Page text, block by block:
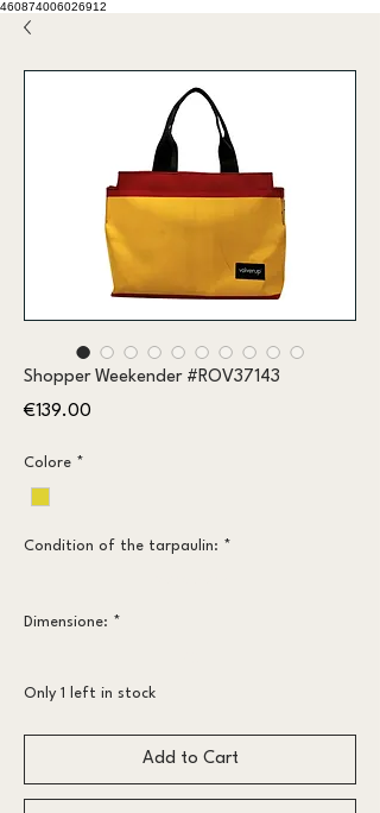
460874006026912
Shopper Weekender #ROV37143
€139.00
Colore *
Condition of the tarpaulin: *
Dimensione: *
Only 1 left in stock
Add to Cart